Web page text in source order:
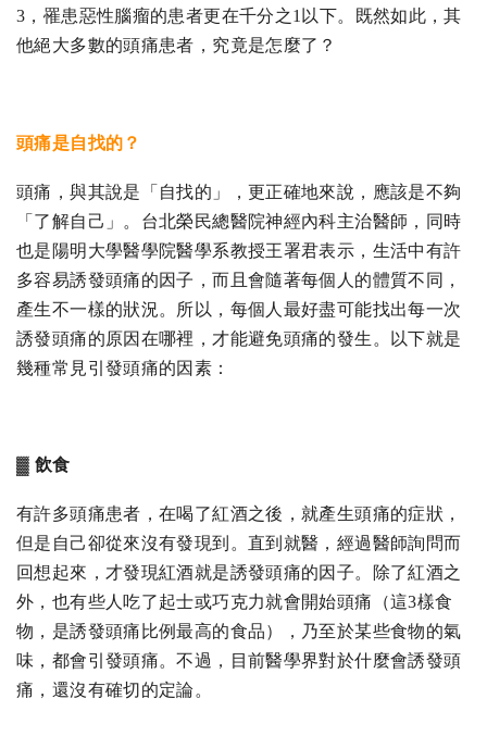
3，罹患惡性腦瘤的患者更在千分之1以下。既然如此，其
他絕大多數的頭痛患者，究竟是怎麼了？
頭痛是自找的？
頭痛，與其說是「自找的」，更正確地來說，應該是不夠
「了解自己」。台北榮民總醫院神經內科主治醫師，同時
也是陽明大學醫學院醫學系教授王署君表示，生活中有許
多容易誘發頭痛的因子，而且會隨著每個人的體質不同，
產生不一樣的狀況。所以，每個人最好盡可能找出每一次
誘發頭痛的原因在哪裡，才能避免頭痛的發生。以下就是
幾種常見引發頭痛的因素：
▓ 飲食
有許多頭痛患者，在喝了紅酒之後，就產生頭痛的症狀，
但是自己卻從來沒有發現到。直到就醫，經過醫師詢問而
回想起來，才發現紅酒就是誘發頭痛的因子。除了紅酒之
外，也有些人吃了起士或巧克力就會開始頭痛（這3樣食
物，是誘發頭痛比例最高的食品），乃至於某些食物的氣
味，都會引發頭痛。不過，目前醫學界對於什麼會誘發頭
痛，還沒有確切的定論。